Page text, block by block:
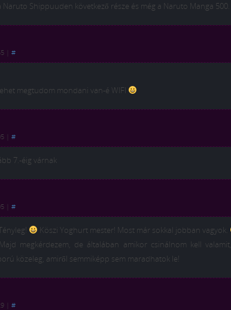
Naruto Shippuuden következő része és még a Naruto Manga 500.
#
megtudom mondani van-é WIFI
#
7.-éig várnak
#
Köszi Yoghurt mester! Most már sokkal jobban vagyok.
megkérdezem, de általában amikor csinálnom kell
közeleg, amiről semmiképp sem maradhatok le!
#